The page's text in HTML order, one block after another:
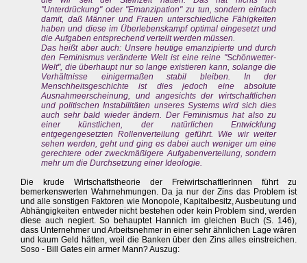
"Unterdrückung" oder "Emanzipation" zu tun, sondern einfach
damit, daß Männer und Frauen unterschiedliche Fähigkeiten
haben und diese im Überlebenskampf optimal eingesetzt und
die Aufgaben entsprechend verteilt werden müssen.
Das heißt aber auch: Unsere heutige emanzipierte und durch
den Feminismus veränderte Welt ist eine reine "Schönwetter-
Welt", die überhaupt nur so lange existieren kann, solange die
Verhältnisse einigermaßen stabil bleiben. In der
Menschheitsgeschichte ist dies jedoch eine absolute
Ausnahmeerscheinung, und angesichts der wirtschaftlichen
und politischen Instabilitäten unseres Systems wird sich dies
auch sehr bald wieder ändern. Der Feminismus hat also zu
einer künstlichen, der natürlichen Entwicklung
entgegengesetzten Rollenverteilung geführt. Wie wir weiter
sehen werden, geht und ging es dabei auch weniger um eine
gerechtere oder zweckmäßigere Aufgabenverteilung, sondern
mehr um die Durchsetzung einer Ideologie.
Die krude Wirtschaftstheorie der FreiwirtschaftlerInnen führt zu
bemerkenswerten Wahrnehmungen. Da ja nur der Zins das Problem ist
und alle sonstigen Faktoren wie Monopole, Kapitalbesitz, Ausbeutung und
Abhängigkeiten entweder nicht bestehen oder kein Problem sind, werden
diese auch negiert. So behauptet Hannich im gleichen Buch (S. 146),
dass Unternehmer und Arbeitsnehmer in einer sehr ähnlichen Lage wären
und kaum Geld hätten, weil die Banken über den Zins alles einstreichen.
Soso - Bill Gates ein armer Mann? Auszug: